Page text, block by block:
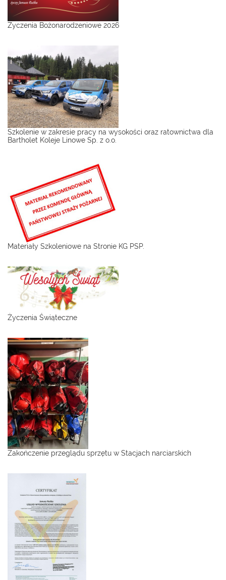
Życzenia Bożonarodzeniowe 2026
Szkolenie w zakresie pracy na wysokości oraz ratownictwa dla
Bartholet Koleje Linowe Sp. z o.o.
Materiały Szkoleniowe na Stronie KG PSP.
Życzenia Świąteczne
Zakończenie przeglądu sprzętu w Stacjach narciarskich